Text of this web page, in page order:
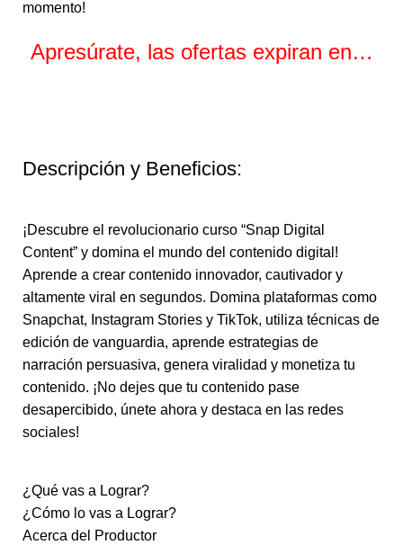
momento!
Apresúrate, las ofertas expiran en…
Descripción y Beneficios:
¡Descubre el revolucionario curso “Snap Digital
Content” y domina el mundo del contenido digital!
Aprende a crear contenido innovador, cautivador y
altamente viral en segundos. Domina plataformas como
Snapchat, Instagram Stories y TikTok, utiliza técnicas de
edición de vanguardia, aprende estrategias de
narración persuasiva, genera viralidad y monetiza tu
contenido. ¡No dejes que tu contenido pase
desapercibido, únete ahora y destaca en las redes
sociales!
¿Qué vas a Lograr?
¿Cómo lo vas a Lograr?
Acerca del Productor